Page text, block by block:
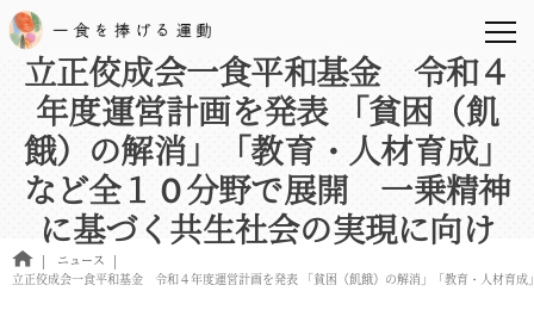
立正佼成会一食平和基金 令和４
年度運営計画を発表 「貧困（飢
餓）の解消」「教育・人材育成」
など全１０分野で展開 一乗精神
に基づく共生社会の実現に向け
ニュース
立正佼成会一食平和基金 令和４年度運営計画を発表 「貧困（飢餓）の解消」「教育・人材育